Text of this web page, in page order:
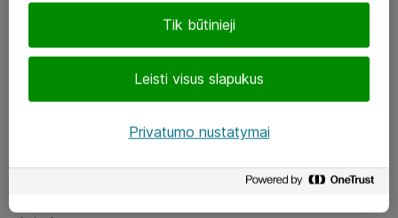
LinkedIn
Tik būtinieji
Leisti visus slapukus
Privatumo nustatymai